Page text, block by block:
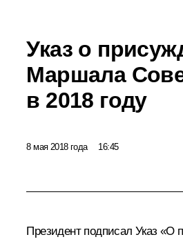
Указ о
Маршала
в 2018 году
8 мая 2018 года 16:45
Президент подписал Указ «О